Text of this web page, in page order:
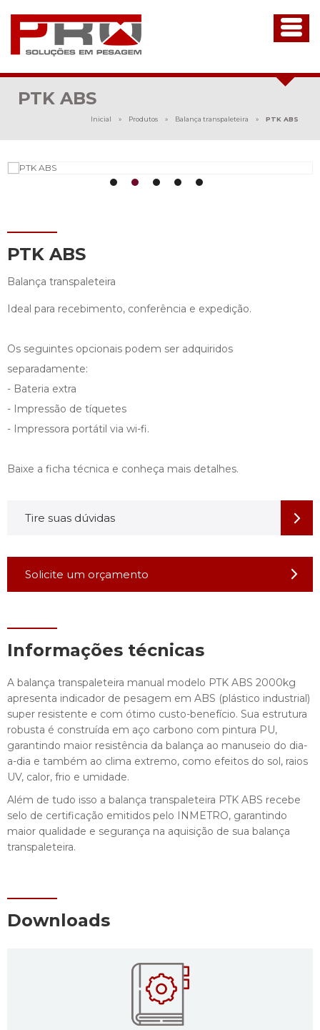
PTK ABS
Inicial » Produtos » Balança transpaleteira » PTK ABS
PTK ABS
Balança transpaleteira
Ideal para recebimento, conferência e expedição.
Os seguintes opcionais podem ser adquiridos
separadamente:
- Bateria extra
- Impressão de tíquetes
- Impressora portátil via wi-fi.
Baixe a ficha técnica e conheça mais detalhes.
Tire suas dúvidas
Solicite um orçamento
Informações técnicas
A balança transpaleteira manual modelo PTK ABS 2000kg
apresenta indicador de pesagem em ABS (plástico industrial)
super resistente e com ótimo custo-benefício. Sua estrutura
robusta é construída em aço carbono com pintura PU,
garantindo maior resistência da balança ao manuseio do dia-
a-dia e também ao clima extremo, como efeitos do sol, raios
UV, calor, frio e umidade.
Além de tudo isso a balança transpaleteira PTK ABS recebe
selo de certificação emitidos pelo INMETRO, garantindo
maior qualidade e segurança na aquisição de sua balança
transpaleteira.
Downloads